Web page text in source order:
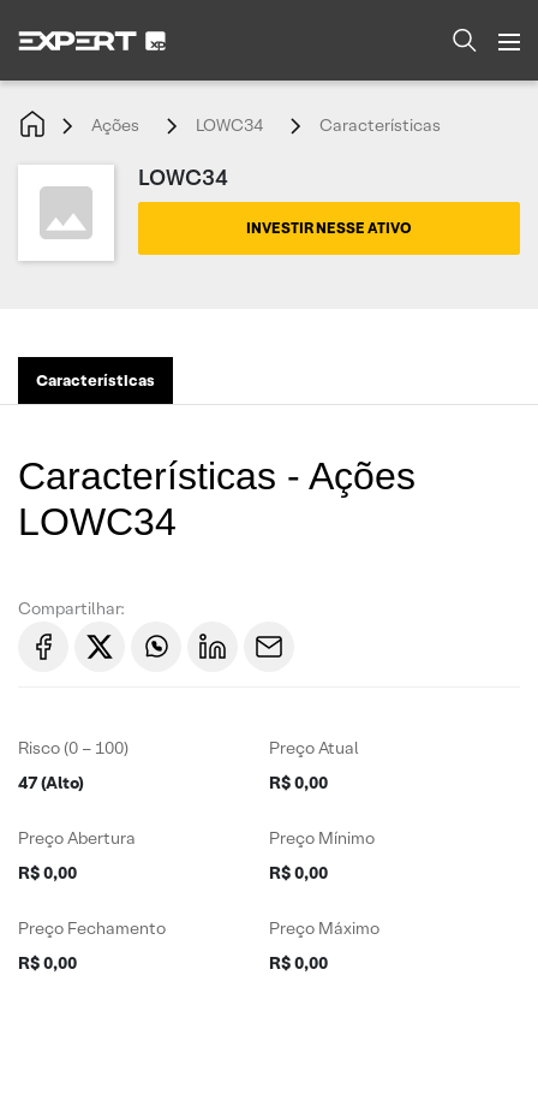
Ações LOWC34 Características
LOWC34
INVESTIR NESSE ATIVO
Características
Características - Ações
LOWC34
Compartilhar:
Risco (0 – 100)
47 (Alto)
Preço Atual
R$ 0,00
Preço Abertura
R$ 0,00
Preço Mínimo
R$ 0,00
Preço Fechamento
R$ 0,00
Preço Máximo
R$ 0,00